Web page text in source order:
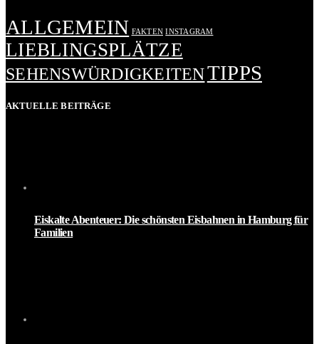
ALLGEMEIN FAKTEN INSTAGRAM
LIEBLINGSPLÄTZE
SEHENSWÜRDIGKEITENTIPPS
AKTUELLE BEITRÄGE
Eiskalte Abenteuer: Die schönsten Eisbahnen in Hamburg für
Familien